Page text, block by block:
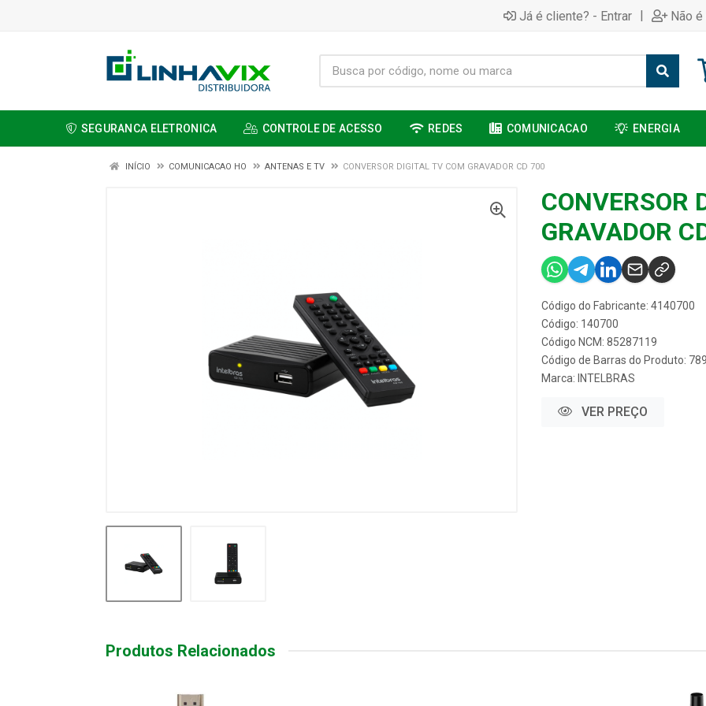
Já é cliente? - Entrar | Não
SEGURANCA ELETRONICA CONTROLE DE ACESSO REDES COMUNICACAO ENERGIA
INÍCIO COMUNICACAO HO ANTENAS E TV CONVERSOR DIGITAL TV COM GRAVADOR CD 700
CONVERSOR
GRAVADOR
Código do Fabricante: 4140700
Código: 140700
Código NCM: 85287119
Código de Barras do Produto:
Marca: INTELBRAS
VER PREÇO
Produtos Relacionados